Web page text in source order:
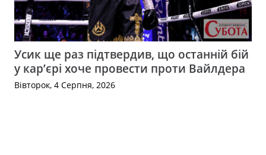
Усик ще раз підтвердив, що останній бій
у кар’єрі хоче провести проти Вайлдера
Вівторок, 4 Серпня, 2026